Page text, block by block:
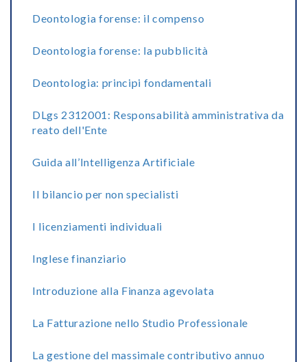
Deontologia forense: il compenso
Deontologia forense: la pubblicità
Deontologia: principi fondamentali
DLgs 2312001: Responsabilità amministrativa da
reato dell'Ente
Guida all’Intelligenza Artificiale
Il bilancio per non specialisti
I licenziamenti individuali
Inglese finanziario
Introduzione alla Finanza agevolata
La Fatturazione nello Studio Professionale
La gestione del massimale contributivo annuo